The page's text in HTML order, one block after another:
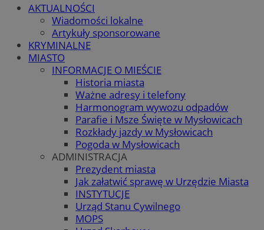
AKTUALNOŚCI
Wiadomości lokalne
Artykuły sponsorowane
KRYMINALNE
MIASTO
INFORMACJE O MIEŚCIE
Historia miasta
Ważne adresy i telefony
Harmonogram wywozu odpadów
Parafie i Msze Święte w Mysłowicach
Rozkłady jazdy w Mysłowicach
Pogoda w Mysłowicach
ADMINISTRACJA
Prezydent miasta
Jak załatwić sprawę w Urzędzie Miasta
INSTYTUCJE
Urząd Stanu Cywilnego
MOPS